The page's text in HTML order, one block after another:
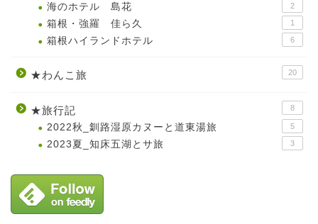
海のホテル 島花 2
箱根・強羅 佳ら久 1
箱根ハイランドホテル 6
★わんこ旅 20
★旅行記 8
2022秋_釧路湿原カヌーと道東湯旅 5
2023夏_知床五湖とサ旅 3